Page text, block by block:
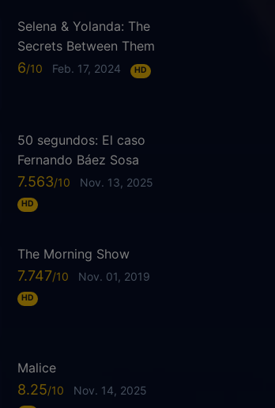
Selena & Yolanda: The
Secrets Between Them
6 Feb. 17, 2024 HD
50 segundos: El caso
Fernando Báez Sosa
7.563 Nov. 13, 2025
HD
The Morning Show
7.747 Nov. 01, 2019
HD
Malice
8.25 Nov. 14, 2025